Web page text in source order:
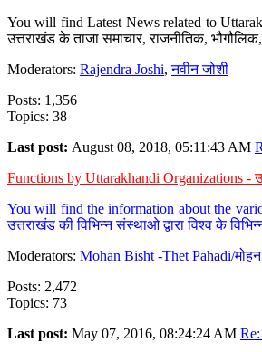
You will find Latest News related to
उत्तराखंड के ताजा समाचार, राजनीतिक,
Moderators: Rajendra Joshi,नवीन जोशी
Posts: 1,356
Topics: 38
Last post: August 08, 2018, 05:11:43 AM
Functions by Uttarakhandi Organizations -
You will find the information about the
उत्तराखंड की विभिन्न संस्थाओ द्वारा विश्व के
Moderators: Mohan Bisht -Thet Pahadi/मोहन
Posts: 2,472
Topics: 73
Last post: May 07, 2016, 08:24:24 AM